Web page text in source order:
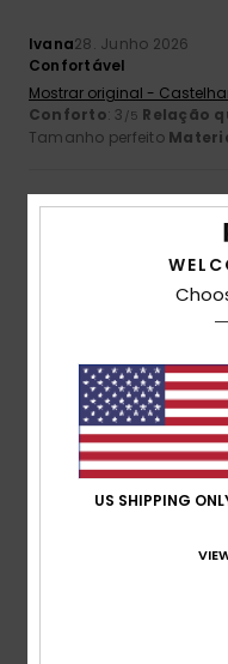
Ivana28. Junho 2026
Confortável
Mostrar original -
Conforto: 3 /5 Relação
Tamanho perfeito
26. Junho
Mostrar original - Francês
Conforto: 5/5 Relação
/5
US SHIPPING